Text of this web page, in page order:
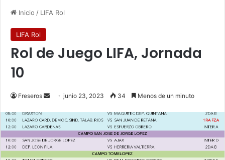
Inicio / LIFA Rol
LIFA Rol
Rol de Juego LIFA, Jornada
10
Freseros
n
d
a
junio 23, 2023 34 Menos de un minuto